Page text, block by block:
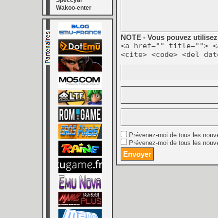
Wakoo-enter
NOTE - Vous pouvez
<a href="" title="">
<cite> <code> <del
Prévenez-moi de tous les
Prévenez-moi de tous les